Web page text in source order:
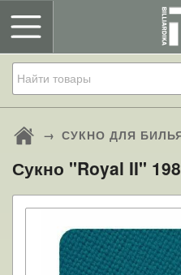
→ СУКНО ДЛЯ
Сукно "Royal II"